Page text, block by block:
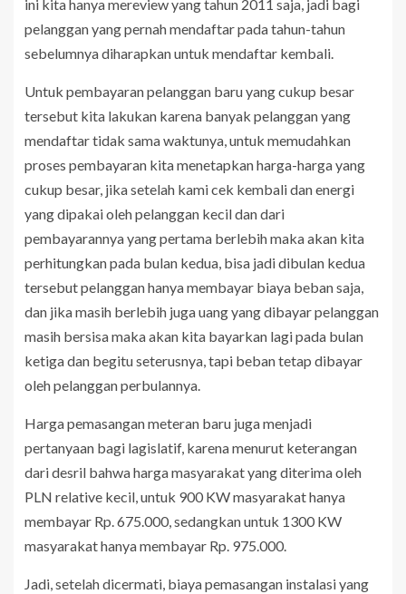
ini kita hanya mereview yang tahun 2011 saja, jadi bagi
pelanggan yang pernah mendaftar pada tahun-tahun
sebelumnya diharapkan untuk mendaftar kembali.
Untuk pembayaran pelanggan baru yang cukup besar
tersebut kita lakukan karena banyak pelanggan yang
mendaftar tidak sama waktunya, untuk memudahkan
proses pembayaran kita menetapkan harga-harga yang
cukup besar, jika setelah kami cek kembali dan energi
yang dipakai oleh pelanggan kecil dan dari
pembayarannya yang pertama berlebih maka akan kita
perhitungkan pada bulan kedua, bisa jadi dibulan kedua
tersebut pelanggan hanya membayar biaya beban saja,
dan jika masih berlebih juga uang yang dibayar pelanggan
masih bersisa maka akan kita bayarkan lagi pada bulan
ketiga dan begitu seterusnya, tapi beban tetap dibayar
oleh pelanggan perbulannya.
Harga pemasangan meteran baru juga menjadi
pertanyaan bagi lagislatif, karena menurut keterangan
dari desril bahwa harga masyarakat yang diterima oleh
PLN relative kecil, untuk 900 KW masyarakat hanya
membayar Rp. 675.000, sedangkan untuk 1300 KW
masyarakat hanya membayar Rp. 975.000.
Jadi, setelah dicermati, biaya pemasangan instalasi yang